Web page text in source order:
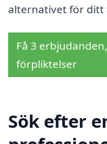
alternativet för
Få 3
förpliktelser
Sök efter